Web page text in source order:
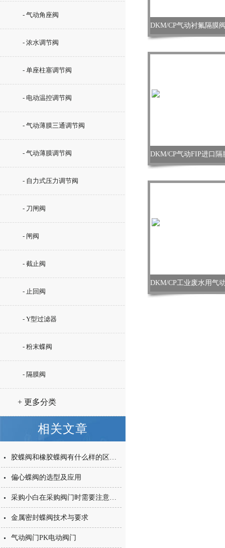
- 气动角座阀
- 浓水调节阀
- 单座柱塞调节阀
- 电动温控调节阀
- 气动薄膜三通调节阀
- 气动薄膜调节阀
- 自力式压力调节阀
- 刀闸阀
- 闸阀
- 截止阀
- 止回阀
- Y型过滤器
- 粉末蝶阀
- 隔膜阀
+ 更多分类
相关文章
胶蝶阀和橡胶蝶阀有什么样的区别和不同呢？
偏心蝶阀的选型及应用
采购小白在采购阀门时需要注意那些事项呢？
金属密封蝶阀技术与要求
气动阀门PK电动阀门